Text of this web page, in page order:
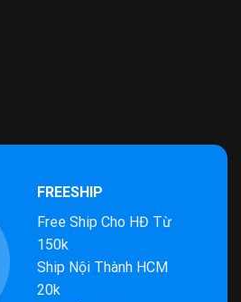
FREESHIP
Free Ship Cho HĐ Từ
150k
Ship Nội Thành HCM
20k